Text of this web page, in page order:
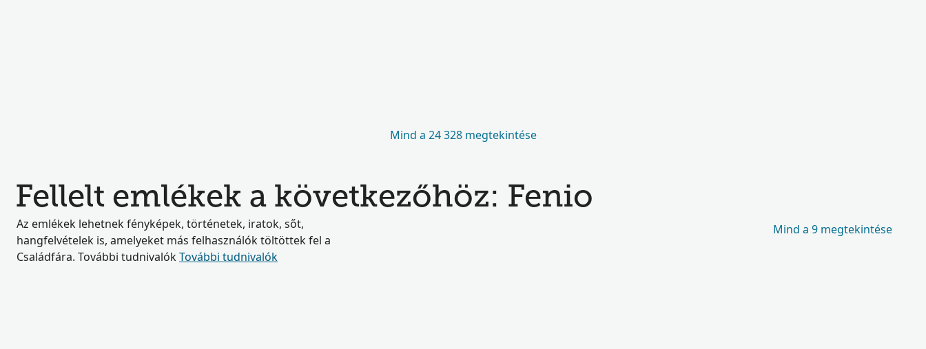
Mind a 24 328 megtekintése
Fellelt emlékek a következőhöz: Fenio
Az emlékek lehetnek fényképek, történetek, iratok, sőt,
hangfelvételek is, amelyeket más felhasználók töltöttek fel a
Családfára. További tudnivalókTovábbi tudnivalók
Mind a 9 megtekintése